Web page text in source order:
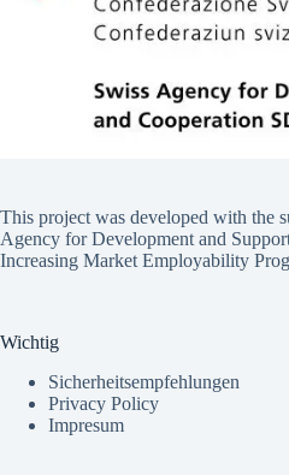
This project was developed with the
Agency for Development and
Increasing Market Employability
Wichtig
Sicherheitsempfehlungen
Privacy Policy
Impresum